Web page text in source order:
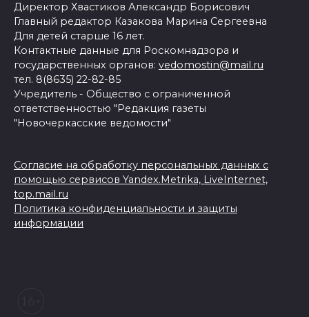
Директор Хвастиков Александр Борисович
Главный редактор Казакова Марина Сергеевна
Для детей старше 16 лет.
Контактные данные для Роскомнадзора и
государственных органов: vedomostin@mail.ru
тел. 8(8635) 22-82-85
Учредитель - Общество с ограниченной
ответственностью "Редакция газеты
"Новочеркасские ведомости"
Согласие на обработку персональных данных с
помощью сервисов Yandex.Metrika, LiveInternet,
top.mail.ru
Политика конфиденциальности и защиты
информации